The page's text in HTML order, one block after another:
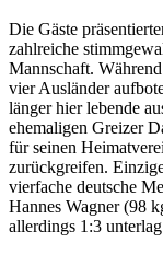
Die Gäste
zahlreiche
Mannschaft.
vier Ausländer
länger hier lebende
ehemaligen Greizer
für seinen
zurückgreifen.
vierfache deutsche
Hannes Wagner (98
allerdings 1:3